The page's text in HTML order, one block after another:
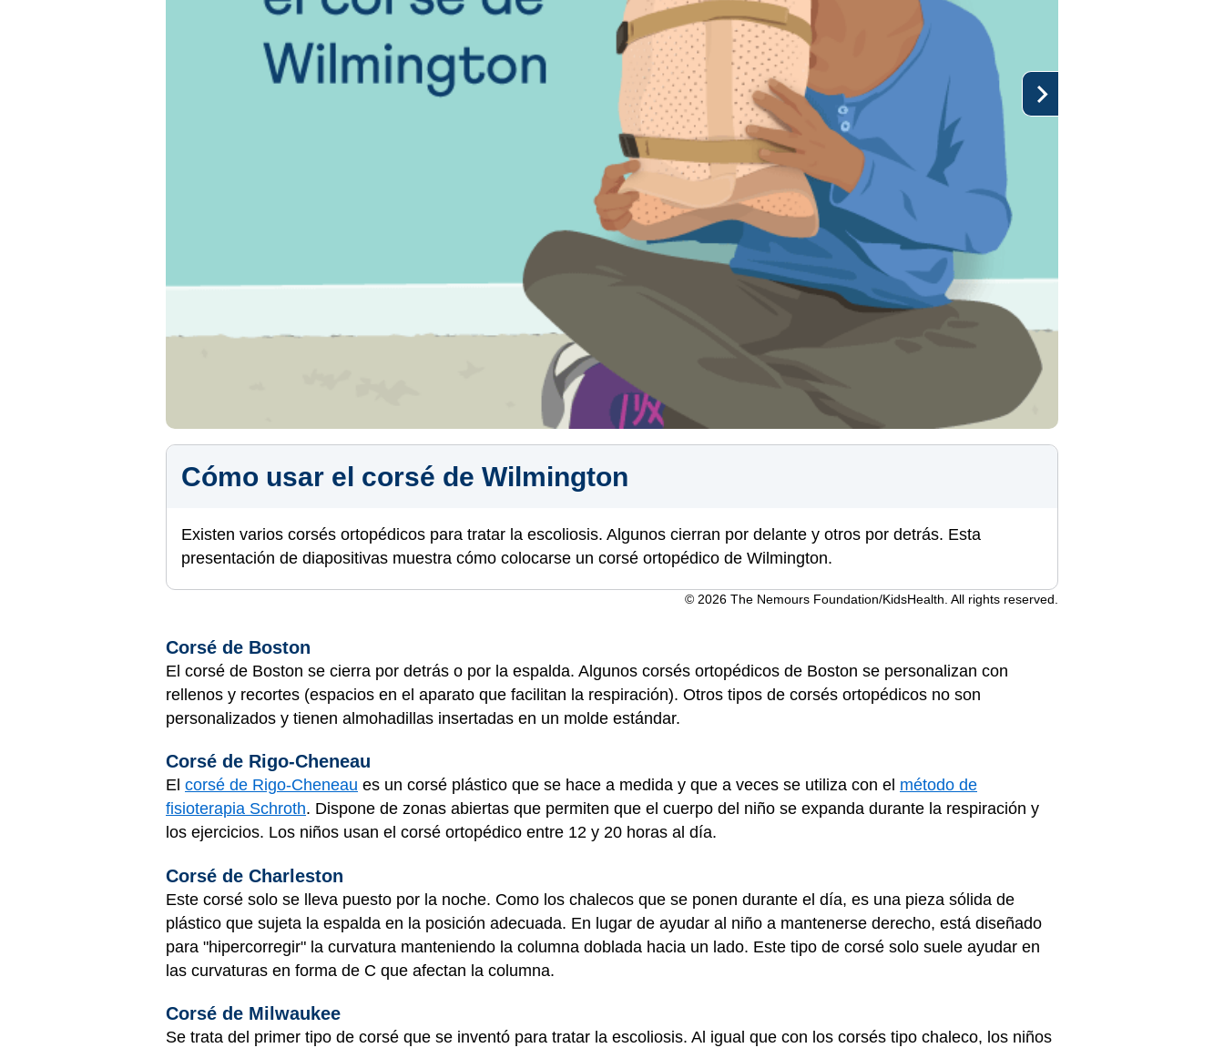
Cómo usar el corsé de Wilmington
Existen varios corsés ortopédicos para tratar la escoliosis. Algunos cierran por delante y otros por detrás. Esta
presentación de diapositivas muestra cómo colocarse un corsé ortopédico de Wilmington.
© 2026 The Nemours Foundation/KidsHealth. All rights reserved.
Corsé de Boston
El corsé de Boston se cierra por detrás o por la espalda. Algunos corsés ortopédicos de Boston se personalizan con
rellenos y recortes (espacios en el aparato que facilitan la respiración). Otros tipos de corsés ortopédicos no son
personalizados y tienen almohadillas insertadas en un molde estándar.
Corsé de Rigo-Cheneau
El corsé de Rigo-Cheneau es un corsé plástico que se hace a medida y que a veces se utiliza con el método de
fisioterapia Schroth. Dispone de zonas abiertas que permiten que el cuerpo del niño se expanda durante la respiración y
los ejercicios. Los niños usan el corsé ortopédico entre 12 y 20 horas al día.
Corsé de Charleston
Este corsé solo se lleva puesto por la noche. Como los chalecos que se ponen durante el día, es una pieza sólida de
plástico que sujeta la espalda en la posición adecuada. En lugar de ayudar al niño a mantenerse derecho, está diseñado
para "hipercorregir" la curvatura manteniendo la columna doblada hacia un lado. Este tipo de corsé solo suele ayudar en
las curvaturas en forma de C que afectan la columna.
Corsé de Milwaukee
Se trata del primer tipo de corsé que se inventó para tratar la escoliosis. Al igual que con los corsés tipo chaleco, los niños